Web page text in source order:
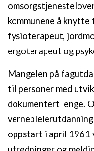
kommunene å knytte
fysioterapeut,
ergoterapeut og
Mangelen på
til personer med
dokumentert lenge.
oppstart i april 1961